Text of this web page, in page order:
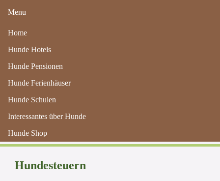
Menu
Home
Hunde Hotels
Hunde Pensionen
Hunde Ferienhäuser
Hunde Schulen
Interessantes über Hunde
Hunde Shop
Informationen zur Hundesteuer
- hunde-hotels.de
Hundesteuern